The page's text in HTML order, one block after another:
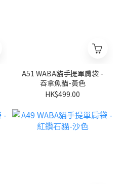
A51 WABA貓手提單肩袋 -
吞拿魚貓-黃色
HK$499.00